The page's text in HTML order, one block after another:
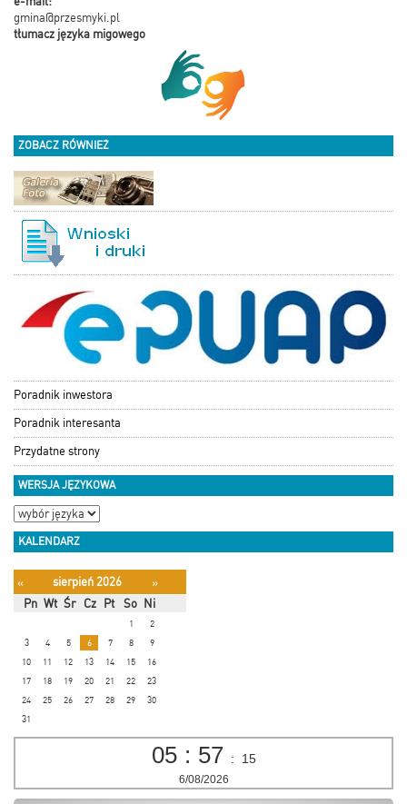
gmina@przesmyki.pl
tłumacz języka migowego
ZOBACZ RÓWNIEŻ
Poradnik inwestora
Poradnik interesanta
Przydatne strony
WERSJA JĘZYKOWA
KALENDARZ
« sierpień 2026
»
Pn Wt Śr Cz Pt So Ni
1
2
3
4 5 6 7 8
9
10
11 12 13 14 15
16
17
18 19 20 21 22
23
24
25 26 27 28 29
30
31
05 : 57 : 16
6/08/2026